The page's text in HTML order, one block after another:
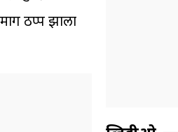
ठप्प झाला